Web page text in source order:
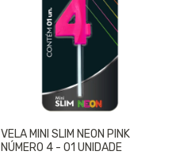
VELA MINI SLIM NEON PINK
NÚMERO 4 - 01 UNIDADE